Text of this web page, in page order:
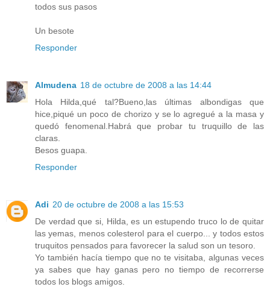
todos sus pasos
Un besote
Responder
Almudena 18 de octubre de 2008 a las 14:44
Hola Hilda,qué tal?Bueno,las últimas albondigas que
hice,piqué un poco de chorizo y se lo agregué a la masa y
quedó fenomenal.Habrá que probar tu truquillo de las
claras.
Besos guapa.
Responder
Adi 20 de octubre de 2008 a las 15:53
De verdad que si, Hilda, es un estupendo truco lo de quitar
las yemas, menos colesterol para el cuerpo... y todos estos
truquitos pensados para favorecer la salud son un tesoro.
Yo también hacía tiempo que no te visitaba, algunas veces
ya sabes que hay ganas pero no tiempo de recorrerse
todos los blogs amigos.